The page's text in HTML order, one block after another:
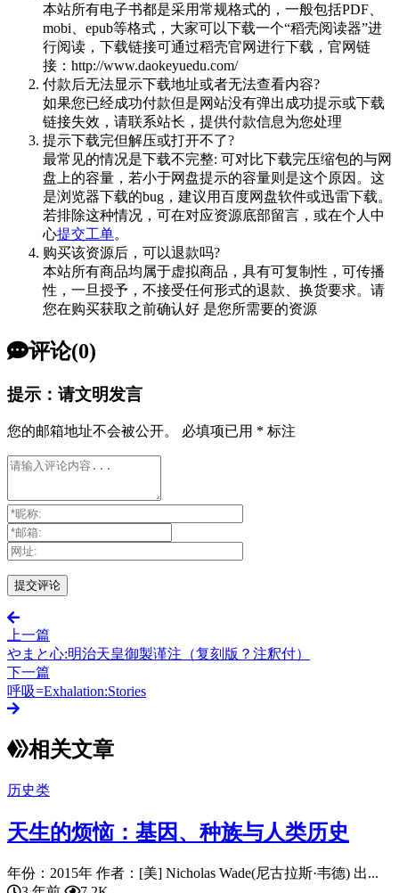
本站所有电子书都是采用常规格式的，一般包括PDF、
mobi、epub等格式，大家可以下载一个“稻壳阅读器”进
行阅读，下载链接可通过稻壳官网进行下载，官网链
接：http://www.daokeyuedu.com/
付款后无法显示下载地址或者无法查看内容?
如果您已经成功付款但是网站没有弹出成功提示或下载
链接失效，请联系站长，提供付款信息为您处理
提示下载完但解压或打开不了?
最常见的情况是下载不完整: 可对比下载完压缩包的与网
盘上的容量，若小于网盘提示的容量则是这个原因。这
是浏览器下载的bug，建议用百度网盘软件或迅雷下载。
若排除这种情况，可在对应资源底部留言，或在个人中
心提交工单。
购买该资源后，可以退款吗?
本站所有商品均属于虚拟商品，具有可复制性，可传播
性，一旦授予，不接受任何形式的退款、换货要求。请
您在购买获取之前确认好 是您所需要的资源
评论(0)
提示：请文明发言
您的邮箱地址不会被公开。 必填项已用 * 标注
上一篇
やまと心:明治天皇御製谨注（复刻版？注釈付）
下一篇
呼吸=Exhalation:Stories
相关文章
历史类
天生的烦恼：基因、种族与人类历史
年份：2015年 作者：[美] Nicholas Wade(尼古拉斯·韦德) 出...